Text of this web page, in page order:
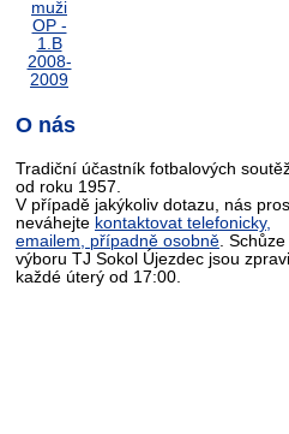
O nás
Tradiční účastník fotbalových
od roku 1957.
V případě jakýkoliv dotazu, nás
neváhejte kontaktovat telefonicky,
emailem, případně osobně. Schůze
výboru TJ Sokol Újezdec jsou
každé úterý od 17:00.